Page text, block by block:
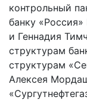
контрольный
банку
и Геннадия
структурам
структурам
Алексея